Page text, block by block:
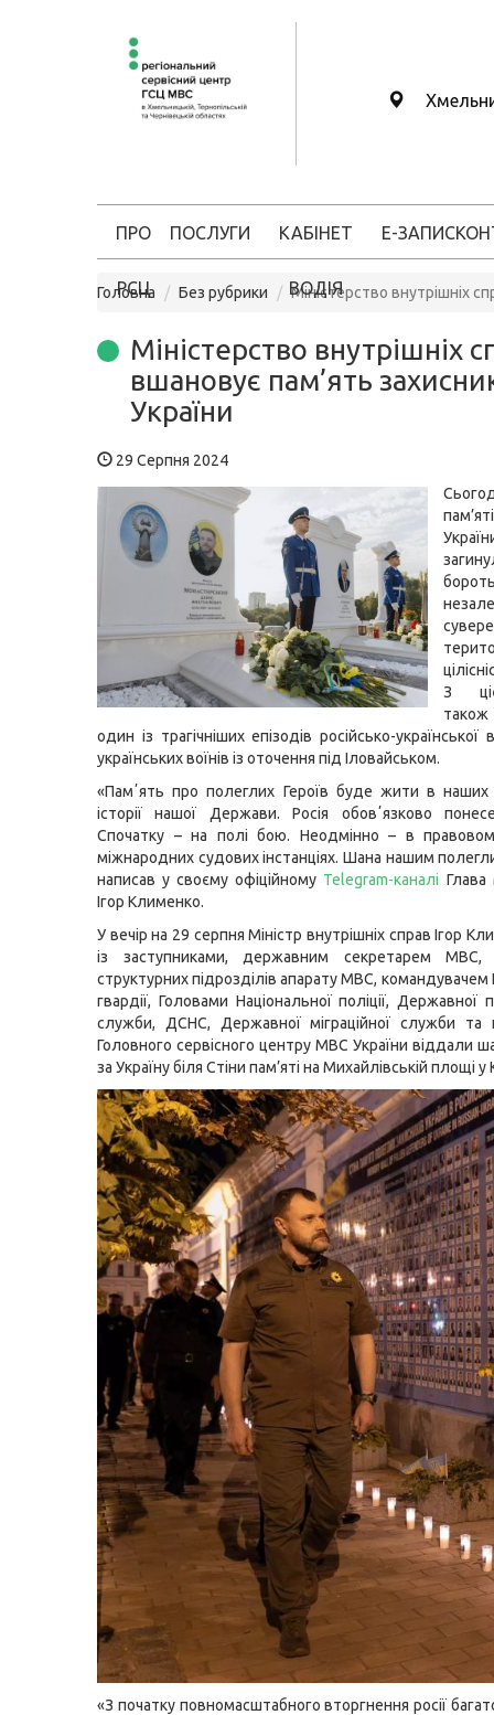
ПРО
РСЦ
ПОСЛУГИ КАБІНЕТ
ВОДІЯ
Е-ЗАПИС
Головна Без рубрики Міністерство внутрішніх
Міністерство внутрішніх
вшановує пам’ять
України
29 Серпня 2024
З
один із трагічніших епізодів російсько-української
українських воїнів із оточення під Іловайськом.
«Памʼять про полеглих Героїв буде жити в
історії нашої Держави. Росія обовʼязково
Спочатку – на полі бою. Неодмінно – в
міжнародних судових інстанціях. Шана нашим
написав у своєму офіційному Telegram-каналі
Ігор Клименко.
У вечір на 29 серпня Міністр внутрішніх справ Ігор
із заступниками, державним секретарем МВС,
структурних підрозділів апарату МВС, командувачем
гвардії, Головами Національної поліції, Державної
служби, ДСНС, Державної міграційної служби та
Головного сервісного центру МВС України віддали
за Україну біля Стіни пам’яті на Михайлівській площі у
«З початку повномасштабного вторгнення росії